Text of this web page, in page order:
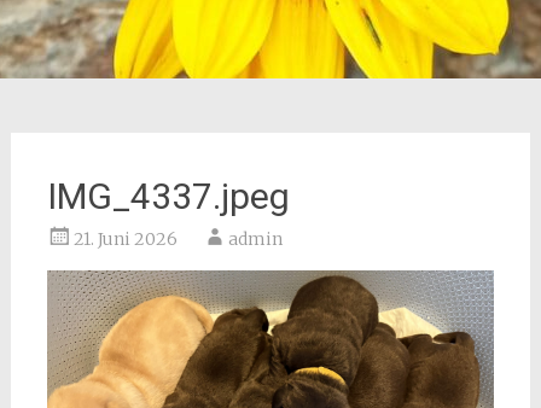
IMG_4337.jpeg
21. Juni 2026 admin